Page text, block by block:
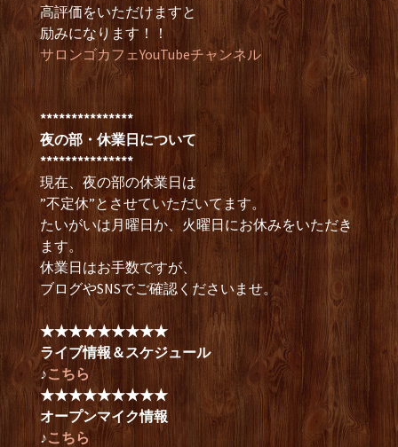
高評価をいただけますと
励みになります！！
サロンゴカフェYouTubeチャンネル
***************
夜の部・休業日について
***************
現在、夜の部の休業日は
”不定休”とさせていただいてます。
たいがいは月曜日か、火曜日にお休みをいただき
ます。
休業日はお手数ですが、
ブログやSNSでご確認くださいませ。
★★★★★★★★★
ライブ情報＆スケジュール
♪こちら
★★★★★★★★★
オープンマイク情報
♪こちら